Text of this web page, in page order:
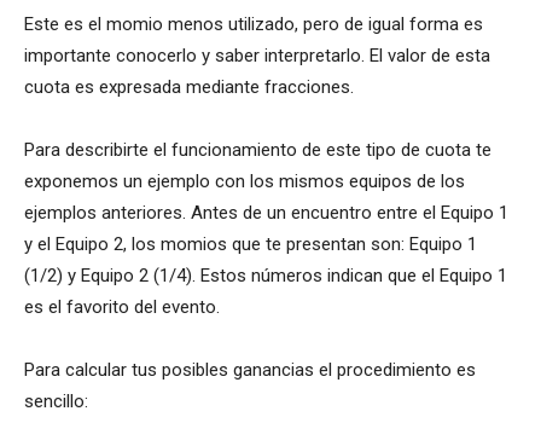
Este es el momio menos utilizado, pero de igual forma es
importante conocerlo y saber interpretarlo. El valor de esta
cuota es expresada mediante fracciones.
Para describirte el funcionamiento de este tipo de cuota te
exponemos un ejemplo con los mismos equipos de los
ejemplos anteriores. Antes de un encuentro entre el Equipo 1
y el Equipo 2, los momios que te presentan son: Equipo 1
(1/2) y Equipo 2 (1/4). Estos números indican que el Equipo 1
es el favorito del evento.
Para calcular tus posibles ganancias el procedimiento es
sencillo: